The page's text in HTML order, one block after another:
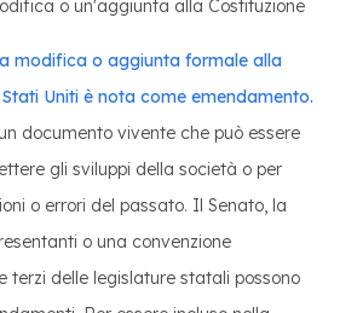
o un'aggiunta alla Costituzione
modifica o aggiunta formale alla
Uniti è nota come emendamento.
documento vivente che può essere
gli sviluppi della società o per
o errori del passato. Il Senato, la
o una convenzione
terzi delle legislature statali possono